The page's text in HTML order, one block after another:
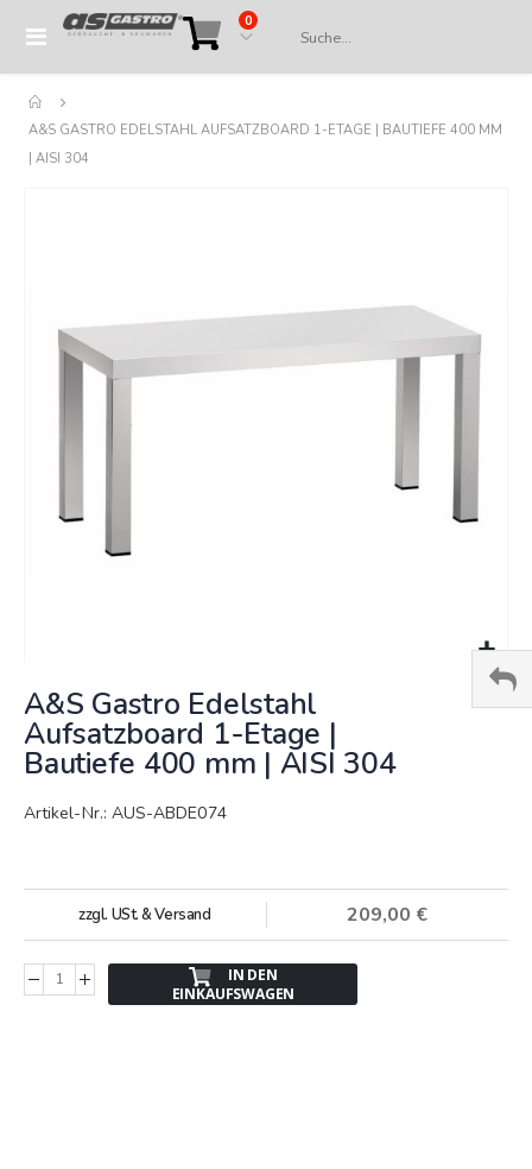
Navigation
Cart
0Artikel
A&S GASTRO EDELSTAHL AUFSATZBOARD 1-ETAGE | BAUTIEFE 400 MM
| AISI 304
zum
Anfang
der
Bildergalerie
A&S Gastro Edelstahl
Aufsatzboard 1-Etage |
Bautiefe 400 mm | AISI 304
Artikel-Nr.: AUS-ABDE074
209,00 €
zzgl. USt. & Versand
IN DEN
EINKAUFSWAGEN